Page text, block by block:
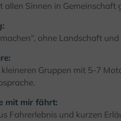
Sinnen in Gemeinschaft
ohne Landschaft
Gruppen mit 5-7
mit mir fährt:
Fahrerlebnis und kurzen